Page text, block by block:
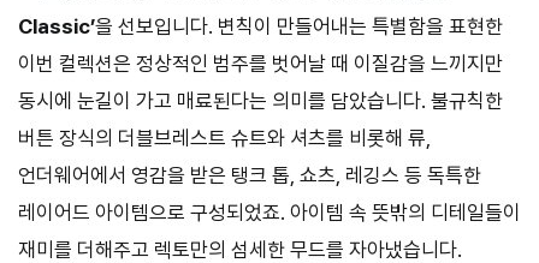
Classic’을 선보입니다. 변칙이 만들어내는 특별함을 표현한
이번 컬렉션은 정상적인 범주를 벗어날 때 이질감을 느끼지만
동시에 눈길이 가고 매료된다는 의미를 담았습니다. 불규칙한
버튼 장식의 더블브레스트 슈트와 셔츠를 비롯해 류,
언더웨어에서 영감을 받은 탱크 톱, 쇼츠, 레깅스 등 독특한
레이어드 아이템으로 구성되었죠. 아이템 속 뜻밖의 디테일들이
재미를 더해주고 렉토만의 섬세한 무드를 자아냈습니다.